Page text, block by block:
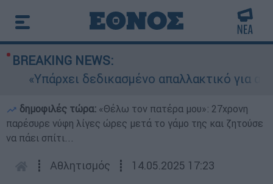
BREAKING NEWS:
«Υπάρχει δεδικασμένο απαλλακτικό για
δημοφιλές τώρα: «Θέλω τον πατέρα μου»: 27χρονη
παρέσυρε νύφη λίγες ώρες μετά το γάμο της και ζητούσε
να πάει σπίτι...
┋ Αθλητισμός ┋ 14.05.2025 17:23